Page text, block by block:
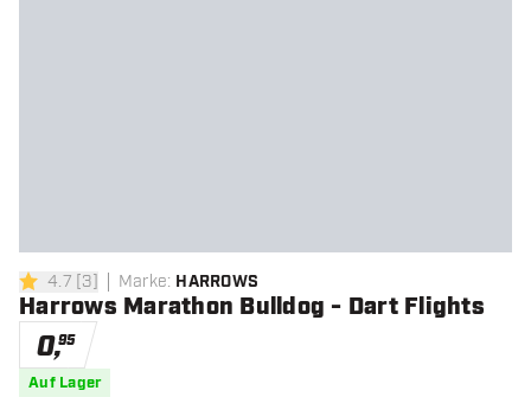
4.7 Bewertungssterne
4.7 [3] Marke: HARROWS
Harrows Marathon Bulldog - Dart Flights
0,95
Auf Lager